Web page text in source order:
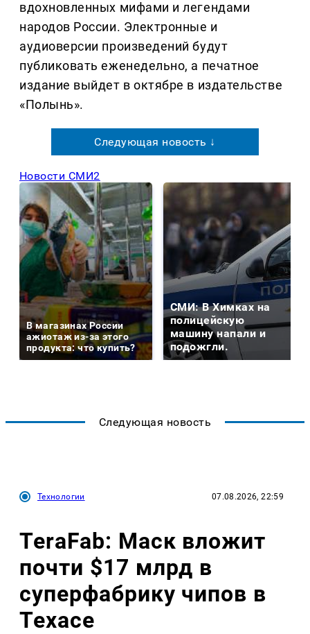
вдохновленных мифами и легендами
народов России. Электронные и
аудиоверсии произведений будут
публиковать еженедельно, а печатное
издание выйдет в октябре в издательстве
«Полынь».
Следующая новость ↓
Новости СМИ2
В магазинах России
ажиотаж из-за этого
продукта: что купить?
СМИ: В Химках на
полицейскую
машину напали и
подожгли.
Следующая новость
Технологии 07.08.2026, 22:59
TeraFab: Маск вложит
почти $17 млрд в
суперфабрику чипов в
Техасе